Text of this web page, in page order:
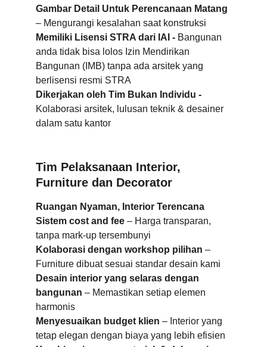
Tim Pelaksanaan Interior,
Furniture dan Decorator
Ruangan Nyaman, Interior Terencana
Sistem cost and fee – Harga transparan,
tanpa mark-up tersembunyi
Kolaborasi dengan workshop pilihan –
Furniture dibuat sesuai standar desain kami
Desain interior yang selaras dengan
bangunan – Memastikan setiap elemen
harmonis
Menyesuaikan budget klien – Interior yang
tetap elegan dengan biaya yang lebih efisien
Gambar Detail Untuk Perencanaan Matang
– Mengurangi kesalahan saat konstruksi
Memiliki Lisensi STRA dari IAI - Bangunan
anda tidak bisa lolos Izin Mendirikan
Bangunan (IMB) tanpa ada arsitek yang
berlisensi resmi STRA
Dikerjakan oleh Tim Bukan Individu -
Kolaborasi arsitek, lulusan teknik & desainer
dalam satu kantor